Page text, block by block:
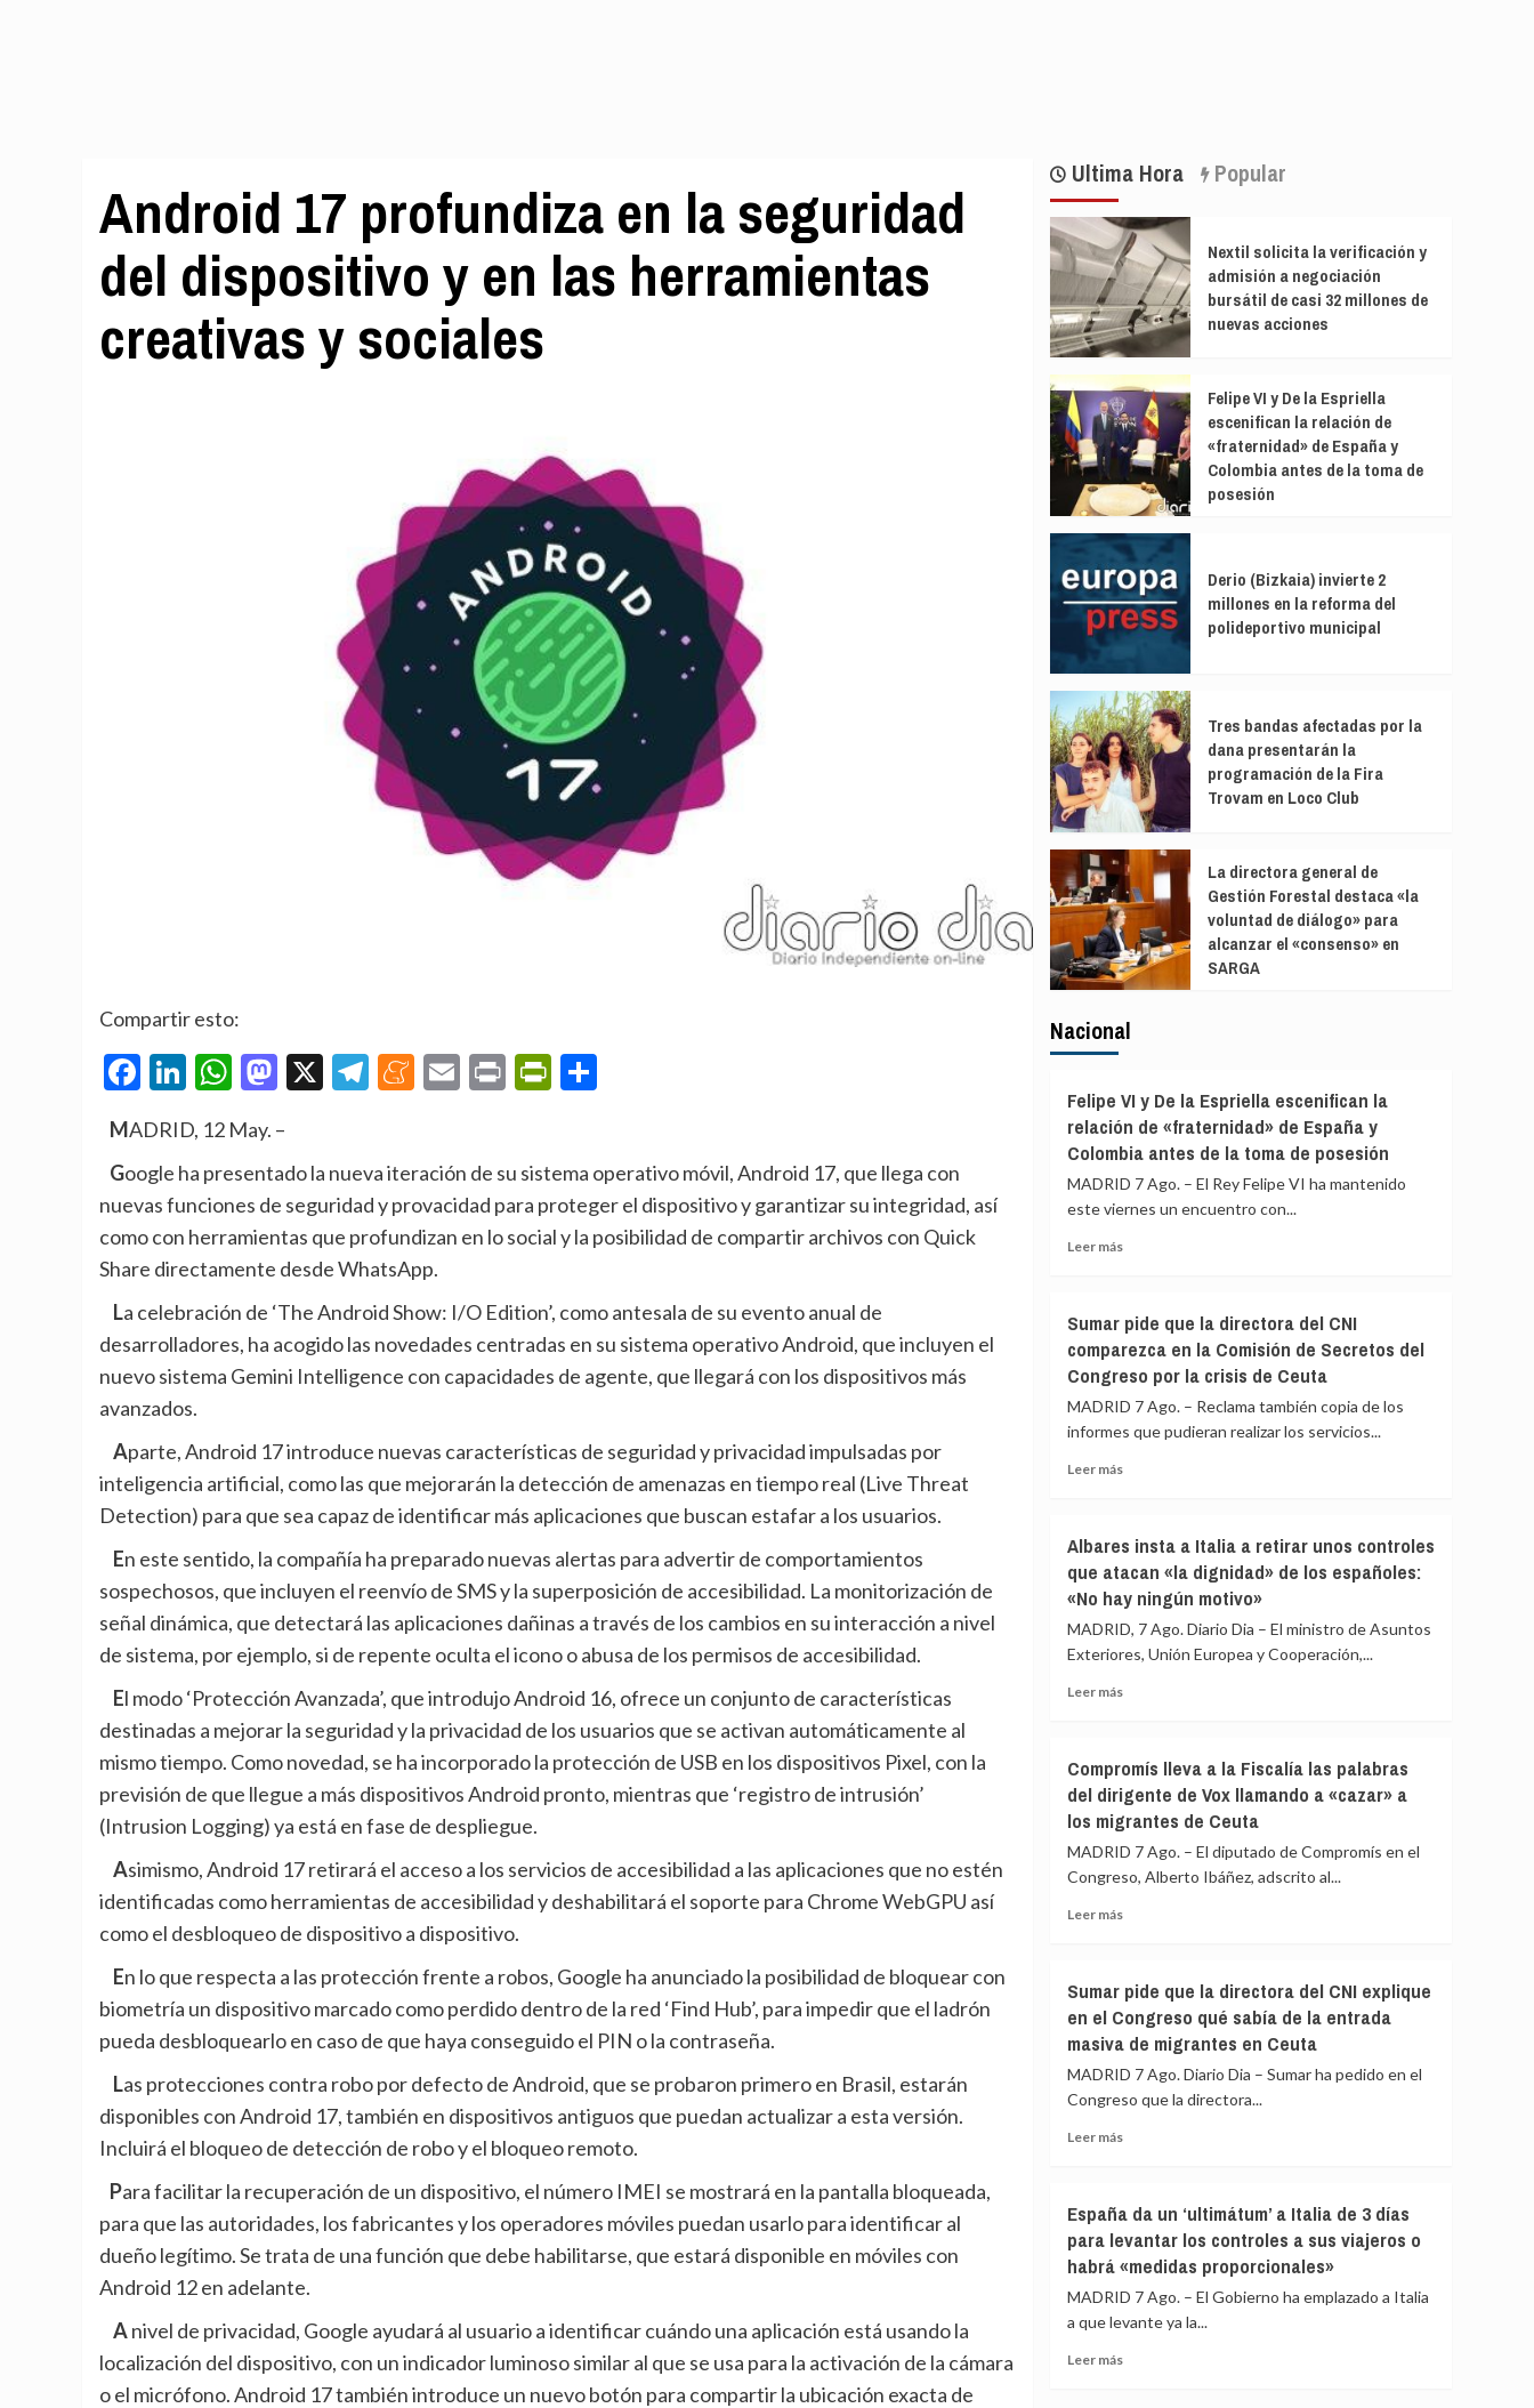
Android 17 profundiza en la seguridad
del dispositivo y en las herramientas
creativas y sociales
Compartir esto:
Facebook
LinkedIn
WhatsApp
Mastodon
X Telegram
Meneame
EmailPrintPrintFriendly
MADRID, 12 May. –
Google ha presentado la nueva iteración de su sistema operativo móvil, Android 17, que llega con
nuevas funciones de seguridad y provacidad para proteger el dispositivo y garantizar su integridad, así
como con herramientas que profundizan en lo social y la posibilidad de compartir archivos con Quick
Share directamente desde WhatsApp.
La celebración de ‘The Android Show: I/O Edition’, como antesala de su evento anual de
desarrolladores, ha acogido las novedades centradas en su sistema operativo Android, que incluyen el
nuevo sistema Gemini Intelligence con capacidades de agente, que llegará con los dispositivos más
avanzados.
Aparte, Android 17 introduce nuevas características de seguridad y privacidad impulsadas por
inteligencia artificial, como las que mejorarán la detección de amenazas en tiempo real (Live Threat
Detection) para que sea capaz de identificar más aplicaciones que buscan estafar a los usuarios.
En este sentido, la compañía ha preparado nuevas alertas para advertir de comportamientos
sospechosos, que incluyen el reenvío de SMS y la superposición de accesibilidad. La monitorización de
señal dinámica, que detectará las aplicaciones dañinas a través de los cambios en su interacción a nivel
de sistema, por ejemplo, si de repente oculta el icono o abusa de los permisos de accesibilidad.
El modo ‘Protección Avanzada’, que introdujo Android 16, ofrece un conjunto de características
destinadas a mejorar la seguridad y la privacidad de los usuarios que se activan automáticamente al
mismo tiempo. Como novedad, se ha incorporado la protección de USB en los dispositivos Pixel, con la
previsión de que llegue a más dispositivos Android pronto, mientras que ‘registro de intrusión’
(Intrusion Logging) ya está en fase de despliegue.
Asimismo, Android 17 retirará el acceso a los servicios de accesibilidad a las aplicaciones que no estén
identificadas como herramientas de accesibilidad y deshabilitará el soporte para Chrome WebGPU así
como el desbloqueo de dispositivo a dispositivo.
En lo que respecta a las protección frente a robos, Google ha anunciado la posibilidad de bloquear con
biometría un dispositivo marcado como perdido dentro de la red ‘Find Hub’, para impedir que el ladrón
pueda desbloquearlo en caso de que haya conseguido el PIN o la contraseña.
Las protecciones contra robo por defecto de Android, que se probaron primero en Brasil, estarán
disponibles con Android 17, también en dispositivos antiguos que puedan actualizar a esta versión.
Incluirá el bloqueo de detección de robo y el bloqueo remoto.
Para facilitar la recuperación de un dispositivo, el número IMEI se mostrará en la pantalla bloqueada,
para que las autoridades, los fabricantes y los operadores móviles puedan usarlo para identificar al
dueño legítimo. Se trata de una función que debe habilitarse, que estará disponible en móviles con
Android 12 en adelante.
A nivel de privacidad, Google ayudará al usuario a identificar cuándo una aplicación está usando la
localización del dispositivo, con un indicador luminoso similar al que se usa para la activación de la cámara
o el micrófono. Android 17 también introduce un nuevo botón para compartir la ubicación exacta de
Ultima Hora Popular
Nextil solicita la verificación y
admisión a negociación
bursátil de casi 32 millones de
nuevas acciones
Felipe VI y De la Espriella
escenifican la relación de
«fraternidad» de España y
Colombia antes de la toma de
posesión
Derio (Bizkaia) invierte 2
millones en la reforma del
polideportivo municipal
Tres bandas afectadas por la
dana presentarán la
programación de la Fira
Trovam en Loco Club
La directora general de
Gestión Forestal destaca «la
voluntad de diálogo» para
alcanzar el «consenso» en
SARGA
Nacional
Felipe VI y De la Espriella escenifican la
relación de «fraternidad» de España y
Colombia antes de la toma de posesión
MADRID 7 Ago. – El Rey Felipe VI ha mantenido
este viernes un encuentro con...
Leer másLeer
VI
y
De
Espriella
escenifican
de
España
Colombia
antes
de
toma
Sumar pide que la directora del CNI
comparezca en la Comisión de Secretos del
Congreso por la crisis de Ceuta
MADRID 7 Ago. – Reclama también copia de los
informes que pudieran realizar los servicios...
Leer másLeer
pide
que
la
del
CNI
de
Secretos
del
Congreso
por
la
de
Albares insta a Italia a retirar unos controles
que atacan «la dignidad» de los españoles:
«No hay ningún motivo»
MADRID, 7 Ago. Diario Dia – El ministro de Asuntos
Exteriores, Unión Europea y Cooperación,...
Leer másLeer
insta
a
Italia
retirar
unos
dignidad»
de
los
españoles:
«No
hay
motivo»
Compromís lleva a la Fiscalía las palabras
del dirigente de Vox llamando a «cazar» a
los migrantes de Ceuta
MADRID 7 Ago. – El diputado de Compromís en el
Congreso, Alberto Ibáñez, adscrito al...
Leer másLeer
lleva
a
la
las
palabras
llamando
a
«cazar»
los
migrantes
Ceuta
Sumar pide que la directora del CNI explique
en el Congreso qué sabía de la entrada
masiva de migrantes en Ceuta
MADRID 7 Ago. Diario Dia – Sumar ha pedido en el
Congreso que la directora...
Leer másLeer
pide
que
la
del
CNI
España da un ‘ultimátum’ a Italia de 3 días
para levantar los controles a sus viajeros o
habrá «medidas proporcionales»
MADRID 7 Ago. – El Gobierno ha emplazado a Italia
a que levante ya la...
Leer másLeer